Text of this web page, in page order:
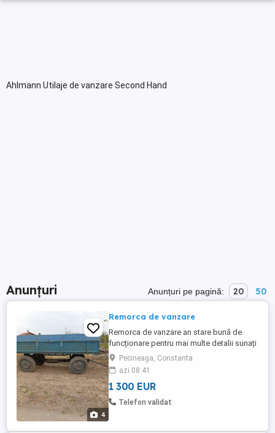
Ahlmann Utilaje de vanzare Second Hand
Anunțuri Anunțuri pe pagină: 20 50
4
Remorca de vanzare
Remorca de vanzare an stare bună de
funcționare pentru mai multe detalii sunați
la nr de telefon Pecineaga jud Constanța
Pecineaga, Constanta
azi 08:41
1 300 EUR
Telefon validat